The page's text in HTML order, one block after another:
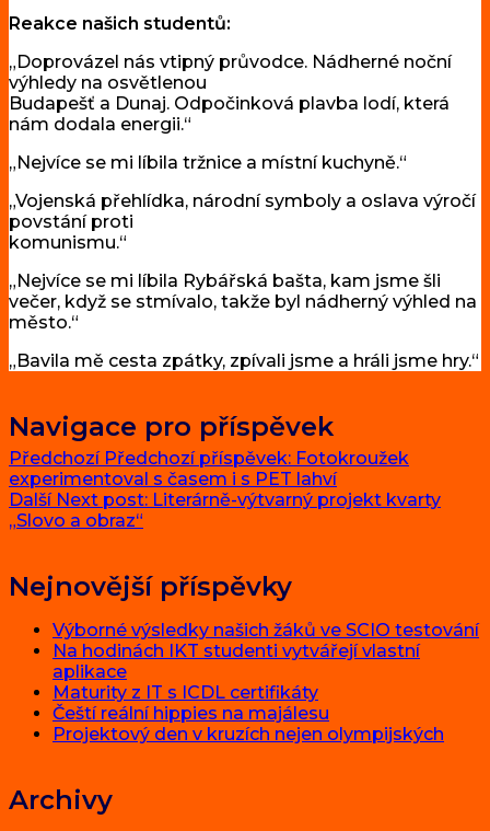
Reakce našich studentů:
„Doprovázel nás vtipný průvodce. Nádherné noční
výhledy na osvětlenou
Budapešť a Dunaj. Odpočinková plavba lodí, která
nám dodala energii.“
„Nejvíce se mi líbila tržnice a místní kuchyně.“
„Vojenská přehlídka, národní symboly a oslava výročí
povstání proti
komunismu.“
„Nejvíce se mi líbila Rybářská bašta, kam jsme šli
večer, když se stmívalo, takže byl nádherný výhled na
město.“
„Bavila mě cesta zpátky, zpívali jsme a hráli jsme hry.“
Navigace pro příspěvek
Předchozí Předchozí příspěvek: Fotokroužek
experimentoval s časem i s PET lahví
Další Next post: Literárně-výtvarný projekt kvarty
„Slovo a obraz“
Nejnovější příspěvky
Výborné výsledky našich žáků ve SCIO testování
Na hodinách IKT studenti vytvářejí vlastní
aplikace
Maturity z IT s ICDL certifikáty
Čeští reální hippies na majálesu
Projektový den v kruzích nejen olympijských
Archivy